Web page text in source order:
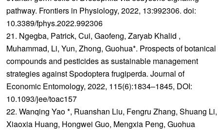
pathway. Frontiers in Physiology, 2022, 13:992306. doi:
10.3389/fphys.2022.992306
21. Ngegba, Patrick, Cui, Gaofeng, Zaryab Khalid ,
Muhammad, Li, Yun, Zhong, Guohua*. Prospects of botanical
compounds and pesticides as sustainable management
strategies against Spodoptera frugiperda. Journal of
Economic Entomology, 2022, 115(6):1834–1845, DOI:
10.1093/jee/toac157
22. Wanqing Yao *, Ruanshan Liu, Fengru Zhang, Shuang Li,
Xiaoxia Huang, Hongwei Guo, Mengxia Peng, Guohua